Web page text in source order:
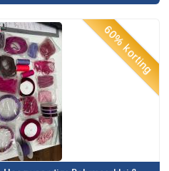
60% korting